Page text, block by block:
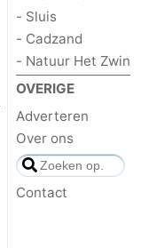
- Sluis
- Cadzand
- Natuur Het Zwin
OVERIGE
Adverteren
Over ons
Contact